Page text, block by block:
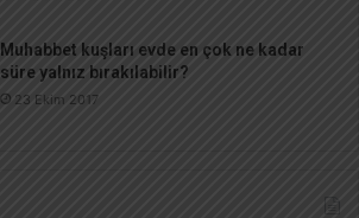
Muhabbet kuşları evde en çok ne kadar
süre yalnız bırakılabilir?
23 Ekim 2017